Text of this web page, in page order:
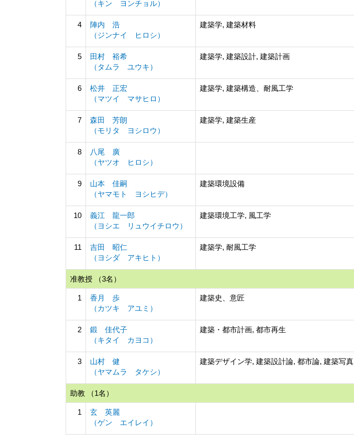
（キン ヨンチョル）
4
陣内 浩
（ジンナイ ヒロシ）
建築学, 建築材料
5
田村 裕希
（タムラ ユウキ）
建築学, 建築設計, 建築計画
6
松井 正宏
（マツイ マサヒロ）
建築学, 建築構造、耐風工学
7
森田 芳朗
（モリタ ヨシロウ）
建築学, 建築生産
8
八尾 廣
（ヤツオ ヒロシ）
9
山本 佳嗣
（ヤマモト ヨシヒデ）
建築環境設備
10
義江 龍一郎
（ヨシエ リュウイチロウ）
建築環境工学, 風工学
11
吉田 昭仁
（ヨシダ アキヒト）
建築学, 耐風工学
准教授 （3名）
1
香月 歩
（カツキ アユミ）
建築史、意匠
2
鍛 佳代子
（キタイ カヨコ）
建築・都市計画, 都市再生
3
山村 健
（ヤマムラ タケシ）
建築デザイン学, 建築設計論, 都市論, 建築写真
助教 （1名）
1
玄 英麗
（ゲン エイレイ）